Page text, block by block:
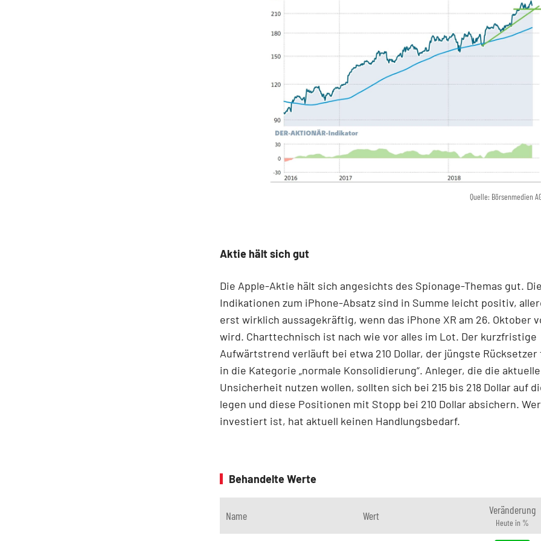
Quelle: Börsenmedien
Aktie hält sich gut
Die Apple-Aktie hält sich angesichts des Spionage-Themas gut.
Indikationen zum iPhone-Absatz sind in Summe leicht positiv,
erst wirklich aussagekräftig, wenn das iPhone XR am 26. Oktober
wird. Charttechnisch ist nach wie vor alles im Lot. Der kurzfristige
Aufwärtstrend verläuft bei etwa 210 Dollar, der jüngste Rücksetzer
in die Kategorie „normale Konsolidierung“. Anleger, die die aktuelle
Unsicherheit nutzen wollen, sollten sich bei 215 bis 218 Dollar auf
legen und diese Positionen mit Stopp bei 210 Dollar absichern.
investiert ist, hat aktuell keinen Handlungsbedarf.
Behandelte Werte
Name Wert Veränderung
Heute in %